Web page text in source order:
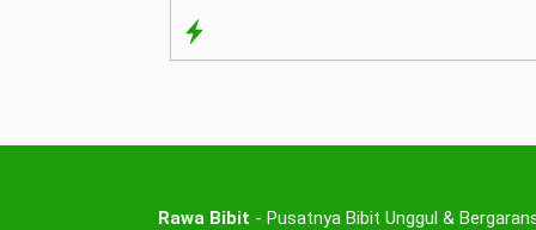
Rawa Bibit - Pusatnya Bibit Unggul &